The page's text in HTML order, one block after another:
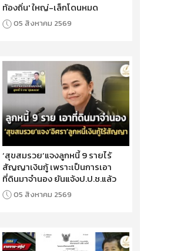
ท้องถิ่น' ใหญ่-เล็กโดนหมด
05 สิงหาคม 2569
‘สุขสมรวย’แจงลูกหนี้ 9 รายไร้
สัญญาเงินกู้ เพราะเป็นการเอา
ที่ดินมาจำนอง ยันแจ้งป.ป.ช.แล้ว
05 สิงหาคม 2569